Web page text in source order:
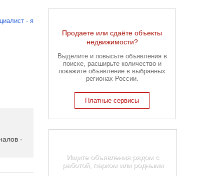
- я
-
Продаете или сдаёте объекты
недвижимости?
Выделите и повысьте объявления в
поиске, расширьте количество и
покажите объявление в выбранных
регионах России.
Платные сервисы
Ищите объявления рядом с
работой, парком или родными